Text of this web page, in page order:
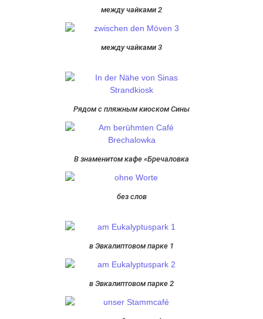
между чайками 2
между чайками 3
Рядом с пляжным киоском Сины
В знаменитом кафе «Бречаловка
без слов
в Эвкалиптовом парке 1
в Эвкалиптовом парке 2